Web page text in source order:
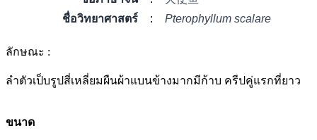
ชื่อวิทยาศาสตร์
: Pterophyllum scalare
ลักษณะ :
ลำตัวเป็บรูปสี่เหลี่ยมผืนผ้าแบนข้างมากมีก้าบ ครีปคู่แรกที่ยาว
ขนาด